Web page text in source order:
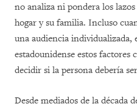
no analiza ni pondera los
hogar y su familia. Incluso
una audiencia individualizada,
estadounidense estos factores
decidir si la persona debería
Desde mediados de la década